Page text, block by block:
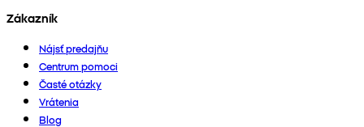
Zákazník
Nájsť predajňu
Centrum pomoci
Časté otázky
Vrátenia
Blog